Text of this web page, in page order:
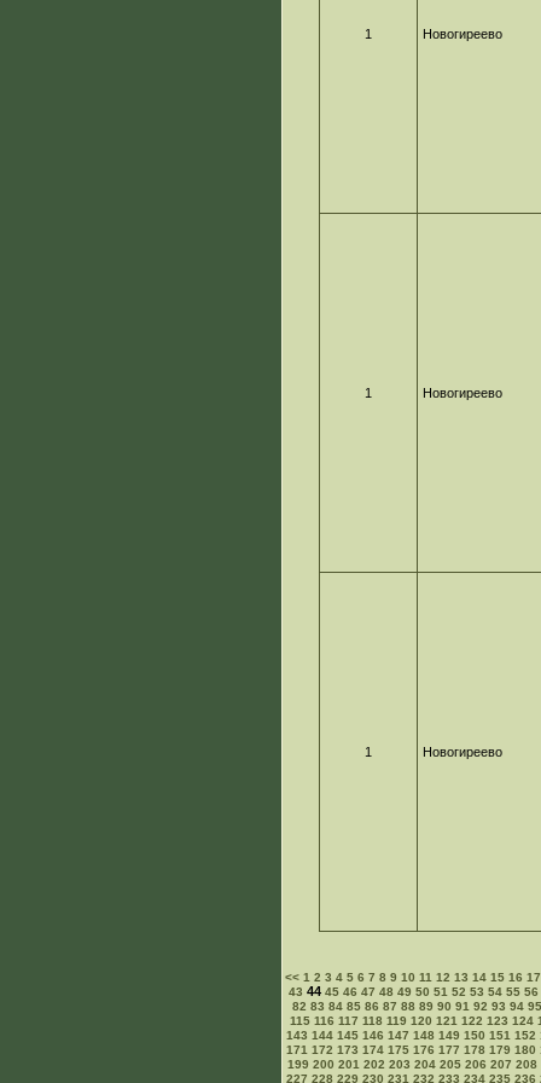
1 Новогиреево
1 Новогиреево
1 Новогиреево
<<1 2 3 4 5 6 7 8 9 10 11 12 13 14 15 16 17
43 44 45 46 47 48 49 50 51 52 53 54 55 56
82 83 84 85 86 87 88 89 90 91 92 93 94 95
115 116 117 118 119 120 121 122 123 124
143 144 145 146 147 148 149 150 151 152
171 172 173 174 175 176 177 178 179 180
199 200 201 202 203 204 205 206 207 208
227 228 229 230 231 232 233 234 235 236